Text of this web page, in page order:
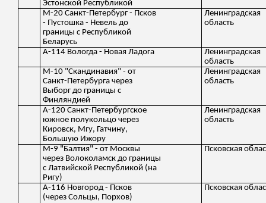
Эстонской Республикой
М-20 Санкт-Петербург - Псков
- Пустошка - Невель до
границы с Республикой
Беларусь
Ленинградская
область
А-114 Вологда - Новая Ладога
Ленинградская
область
М-10 "Скандинавия" - от
Санкт-Петербурга через
Выборг до границы с
Финляндией
Ленинградская
область
А-120 Санкт-Петербургское
южное полукольцо через
Кировск, Мгу, Гатчину,
Большую Ижору
Ленинградская
область
М-9 "Балтия" - от Москвы
через Волоколамск до границы
с Латвийской Республикой (на
Ригу)
Псковская
А-116 Новгород - Псков
(через Сольцы, Порхов)
Псковская